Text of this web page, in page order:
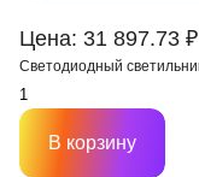
Цена: 31 897.73 ₽
В корзину